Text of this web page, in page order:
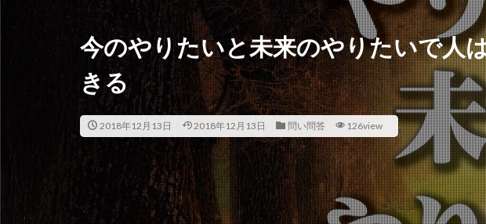
今のやりたいと未来のやりたいで人
きる
2018年12月13日 2018年12月13日 問い問答 126view